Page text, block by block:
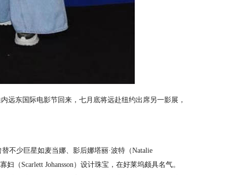
远东国际电影节回来，七⽉底将远赴纽约出席另⼀影展，
不少巨星如麦当娜、影后娜塔丽·波特（Natalie
（Scarlett Johansson）设计珠宝，在好莱坞颇具名气。